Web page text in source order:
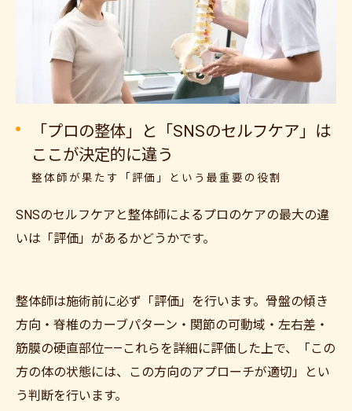
「プロの整体」と「SNSのセルフケア」は
ここが決定的に違う
整体師が果たす「評価」という最重要の役割
SNSのセルフケアと整体師によるプロのケアの最大の違
いは「評価」があるかどうかです。
整体師は施術前に必ず「評価」を行います。骨盤の傾き
方向・脊椎のカーブパターン・関節の可動域・左右差・
筋膜の硬直部位——これらを詳細に評価した上で、「この
方の体の状態には、この方向のアプローチが適切」とい
う判断を行います。